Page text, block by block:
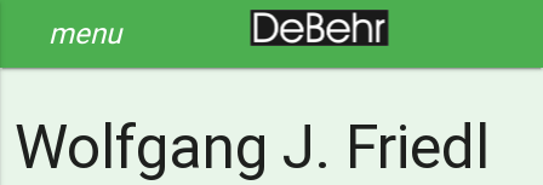
menu
Wolfgang J. Friedl